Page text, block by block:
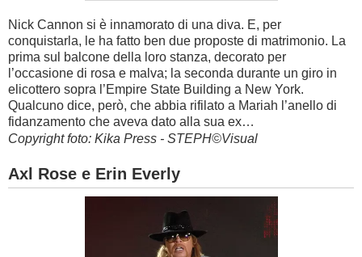
Nick Cannon si è innamorato di una diva. E, per
conquistarla, le ha fatto ben due proposte di matrimonio. La
prima sul balcone della loro stanza, decorato per
l’occasione di rosa e malva; la seconda durante un giro in
elicottero sopra l’Empire State Building a New York.
Qualcuno dice, però, che abbia rifilato a Mariah l’anello di
fidanzamento che aveva dato alla sua ex…
Copyright foto: Kika Press - STEPH©Visual
Axl Rose e Erin Everly